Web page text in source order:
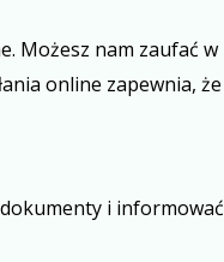
Możesz nam zaufać w
online zapewnia, że
i informować